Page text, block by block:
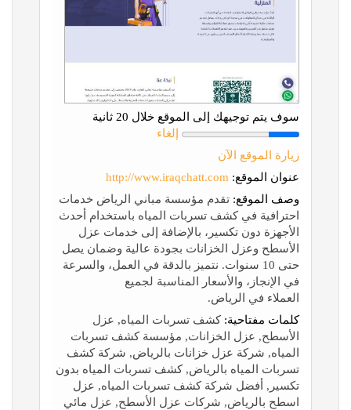
سوف يتم توجيهك إلى الموقع خلال 20 ثانية
إلغاء
زيارة الموقع الآن
عنوان الموقع: http://www.iraqchatt.com
وصف الموقع: تقدم مؤسسة مباني الرياض خدمات
احترافية في كشف تسربات المياه باستخدام أحدث
الأجهزة دون تكسير، بالإضافة إلى خدمات عزل
الأسطح وعزل الخزانات بجودة عالية وضمان يصل
حتى 10 سنوات. نتميز بالدقة في العمل، والسرعة
في الإنجاز، والأسعار المناسبة لجميع
العملاء في الرياض.
كلمات مفتاحية: كشف تسربات المياه, عزل
الأسطح, عزل الخزانات, مؤسسة كشف تسربات
المياه, شركة عزل خزانات بالرياض, شركة كشف
تسربات المياه بالرياض, كشف تسربات المياه بدون
تكسير, أفضل شركة كشف تسربات المياه, عزل
اسطح بالرياض, شركات عزل الأسطح, عزل مائي